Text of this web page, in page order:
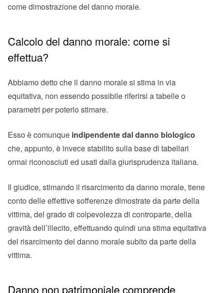
come dimostrazione del danno morale.
Calcolo del danno morale: come si
effettua?
Abbiamo detto che il danno morale si stima in via
equitativa, non essendo possibile riferirsi a tabelle o
parametri per poterlo stimare.
Esso è comunque indipendente dal danno biologico
che, appunto, è invece stabilito sulla base di tabellari
ormai riconosciuti ed usati dalla giurisprudenza italiana.
Il giudice, stimando il risarcimento da danno morale, tiene
conto delle effettive sofferenze dimostrate da parte della
vittima, del grado di colpevolezza di controparte, della
gravità dell’illecito, effettuando quindi una stima equitativa
del risarcimento del danno morale subito da parte della
vittima.
Danno non patrimoniale comprende